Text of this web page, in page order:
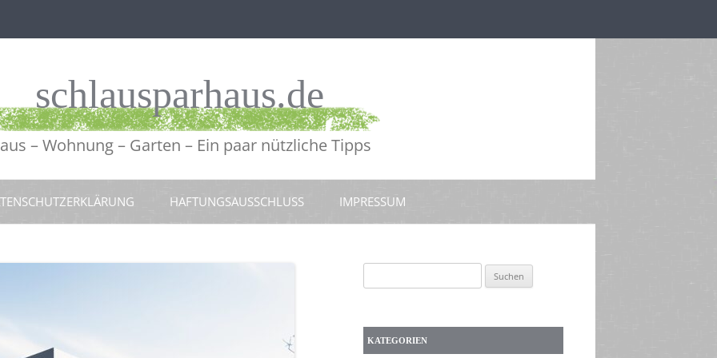
schlausparhaus.de
– Wohnung – Garten – Ein paar nützliche Tipps
HAFTUNGSAUSSCHLUSS IMPRESSUM
nach:
KATEGORIEN